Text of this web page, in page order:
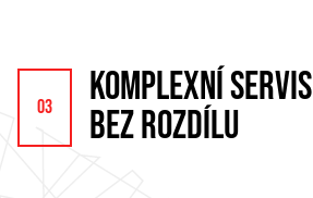
KOMPLEXNÍ SERVIS
BEZ ROZDÍLU